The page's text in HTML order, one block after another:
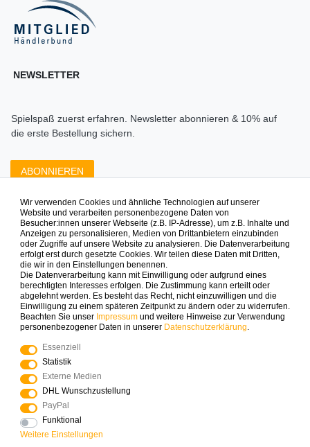
NEWSLETTER
Spielspaß zuerst erfahren. Newsletter abonnieren & 10% auf
die erste Bestellung sichern.
ABONNIEREN
Zahlungsarten die wir anbieten
Mehr Spielinspiration gefällig?
© Copyright 2025 Logoplay-Holzspiele Alle Rechte
vorbehalten
Widerrufs­recht
Wir verwenden Cookies und ähnliche Technologien auf unserer
Website und verarbeiten personenbezogene Daten von
Besucher:innen unserer Webseite (z.B. IP-Adresse), um z.B. Inhalte und
Anzeigen zu personalisieren, Medien von Drittanbietern einzubinden
oder Zugriffe auf unsere Website zu analysieren. Die Datenverarbeitung
erfolgt erst durch gesetzte Cookies. Wir teilen diese Daten mit Dritten,
die wir in den Einstellungen benennen.
Die Datenverarbeitung kann mit Einwilligung oder aufgrund eines
berechtigten Interesses erfolgen. Die Zustimmung kann erteilt oder
abgelehnt werden. Es besteht das Recht, nicht einzuwilligen und die
Einwilligung zu einem späteren Zeitpunkt zu ändern oder zu widerrufen.
Beachten Sie unser Impressum und weitere Hinweise zur Verwendung
personenbezogener Daten in unserer Daten­schutz­erklärung.
Essenziell
Statistik
Externe Medien
DHL Wunschzustellung
PayPal
Funktional
Weitere Einstellungen